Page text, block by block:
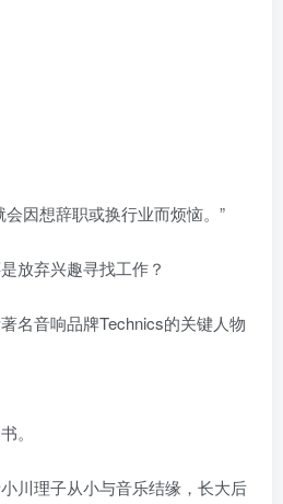
因想辞职或换行业而烦恼。”
放弃兴趣寻找工作？
名音响品牌Technics的关键人物
。
川理子从小与音乐结缘，长大后